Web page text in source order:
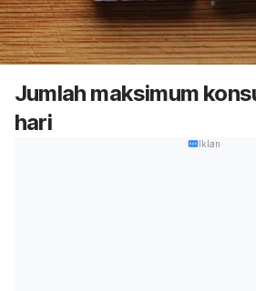
Jumlah maksimum
hari
Iklan